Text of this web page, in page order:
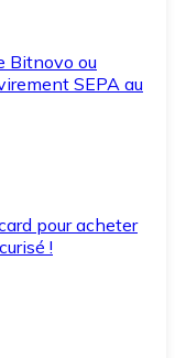
Bitnovo ou
SEPA au
pour acheter
!